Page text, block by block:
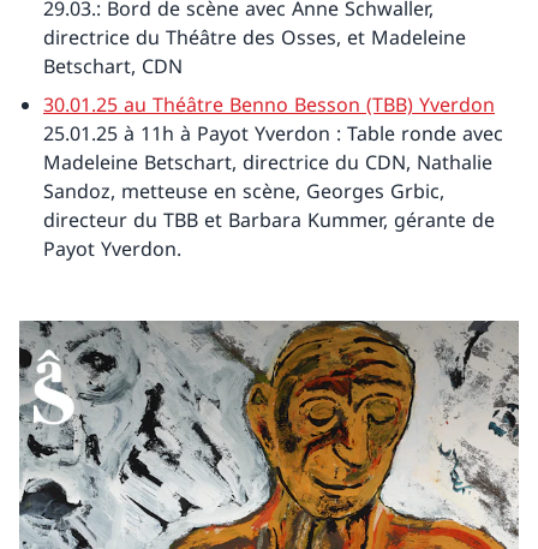
29.03.: Bord de scène avec Anne Schwaller,
directrice du Théâtre des Osses, et Madeleine
Betschart, CDN
30.01.25 au Théâtre Benno Besson (TBB) Yverdon
25.01.25 à 11h à Payot Yverdon : Table ronde avec
Madeleine Betschart, directrice du CDN, Nathalie
Sandoz, metteuse en scène, Georges Grbic,
directeur du TBB et Barbara Kummer, gérante de
Payot Yverdon.